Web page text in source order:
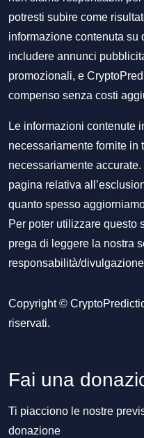
potresti subire come
informazione contenuta su
includere annunci
promozionali, e
compenso senza costi
Le informazioni contenute
necessariamente fornite in
necessariamente
pagina relativa
quanto spesso
Per poter utilizzare questo
prega di leggere la nostra
responsabilità/divulgazione
Copyright ©
riservati.
Fai una
Ti piacciono le nostre
donazione